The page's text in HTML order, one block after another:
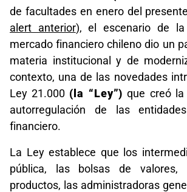
de facultades en enero del
alert anterior), el escenario de la
mercado financiero chileno dio un
materia institucional y de
contexto, una de las novedades
Ley 21.000 (la “Ley”) que creó la
autorregulación de las
financiero.
La Ley establece que los
pública, las bolsas de valores,
productos, las administradoras